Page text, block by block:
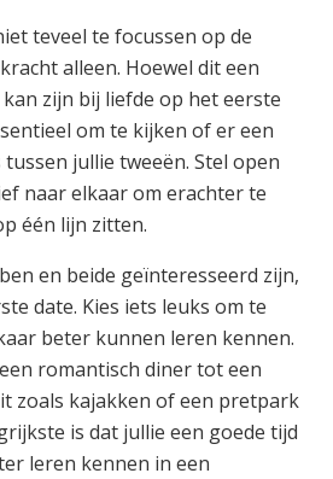
teveel te focussen op de
alleen. Hoewel dit een
zijn bij liefde op het eerste
om te kijken of er een
jullie tweeën. Stel open
naar elkaar om erachter te
één lijn zitten.
en beide geïnteresseerd zijn,
date. Kies iets leuks om te
beter kunnen leren kennen.
romantisch diner tot een
zoals kajakken of een pretpark
is dat jullie een goede tijd
leren kennen in een